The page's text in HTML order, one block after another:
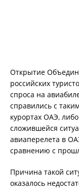
Открытие
российских
спроса на
справились с
курортах ОАЭ,
сложившейся
авиаперелета в
сравнению с
Причина такой
оказалось